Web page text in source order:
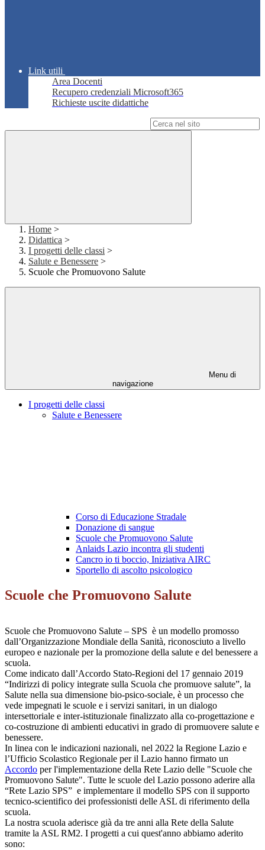
Link utili
Area Docenti
Recupero credenziali Microsoft365
Richieste uscite didattiche
Home >
Didattica >
I progetti delle classi >
Salute e Benessere >
Scuole che Promuovono Salute
Menu di
navigazione
I progetti delle classi
Salute e Benessere
Corso di Educazione Stradale
Donazione di sangue
Scuole che Promuovono Salute
Anlaids Lazio incontra gli studenti
Cancro io ti boccio, Iniziativa AIRC
Sportello di ascolto psicologico
Scuole che Promuovono Salute
Scuole che Promuovono Salute – SPS è un modello promosso
dall’Organizzazione Mondiale della Sanità, riconosciuto a livello
europeo e nazionale per la promozione della salute e del benessere a
scuola.
Come indicato dall’Accordo Stato-Regioni del 17 gennaio 2019
“Indirizzi di policy integrate sulla Scuola che promuove salute”, la
Salute nella sua dimensione bio-psico-sociale, è un processo che
vede impegnati le scuole e i servizi sanitari, in un dialogo
intersettoriale e inter-istituzionale finalizzato alla co-progettazione e
co-costruzione di ambienti educativi in grado di promuovere salute e
benessere.
In linea con le indicazioni nazionali, nel 2022 la Regione Lazio e
l’Ufficio Scolastico Regionale per il Lazio hanno firmato un
Accordo per l'implementazione della Rete Lazio delle "Scuole che
Promuovono Salute". Tutte le scuole del Lazio possono aderire alla
“Rete Lazio SPS” e implementare il modello SPS con il supporto
tecnico-scientifico dei professionisti delle ASL di riferimento della
scuola.
La nostra scuola aderisce già da tre anni alla Rete della Salute
tramite la ASL RM2. I progetti a cui quest'anno abbiamo aderito
sono: